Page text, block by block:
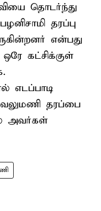
தொடர்ந்து
தரப்பு
என்பது
கட்சிக்குள்
எடப்பாடி
தரப்பை
அவர்கள்